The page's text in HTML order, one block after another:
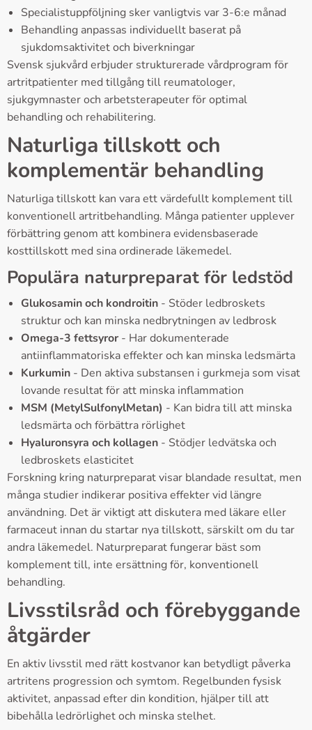
Specialistuppföljning sker vanligtvis var 3-6:e månad
Behandling anpassas individuellt baserat på
sjukdomsaktivitet och biverkningar
Svensk sjukvård erbjuder strukturerade vårdprogram för
artritpatienter med tillgång till reumatologer,
sjukgymnaster och arbetsterapeuter för optimal
behandling och rehabilitering.
Naturliga tillskott och
komplementär behandling
Naturliga tillskott kan vara ett värdefullt komplement till
konventionell artritbehandling. Många patienter upplever
förbättring genom att kombinera evidensbaserade
kosttillskott med sina ordinerade läkemedel.
Populära naturpreparat för ledstöd
Glukosamin och kondroitin - Stöder ledbroskets
struktur och kan minska nedbrytningen av ledbrosk
Omega-3 fettsyror - Har dokumenterade
antiinflammatoriska effekter och kan minska ledsmärta
Kurkumin - Den aktiva substansen i gurkmeja som visat
lovande resultat för att minska inflammation
MSM (MetylSulfonylMetan) - Kan bidra till att minska
ledsmärta och förbättra rörlighet
Hyaluronsyra och kollagen - Stödjer ledvätska och
ledbroskets elasticitet
Forskning kring naturpreparat visar blandade resultat, men
många studier indikerar positiva effekter vid längre
användning. Det är viktigt att diskutera med läkare eller
farmaceut innan du startar nya tillskott, särskilt om du tar
andra läkemedel. Naturpreparat fungerar bäst som
komplement till, inte ersättning för, konventionell
behandling.
Livsstilsråd och förebyggande
åtgärder
En aktiv livsstil med rätt kostvanor kan betydligt påverka
artritens progression och symtom. Regelbunden fysisk
aktivitet, anpassad efter din kondition, hjälper till att
bibehålla ledrörlighet och minska stelhet.